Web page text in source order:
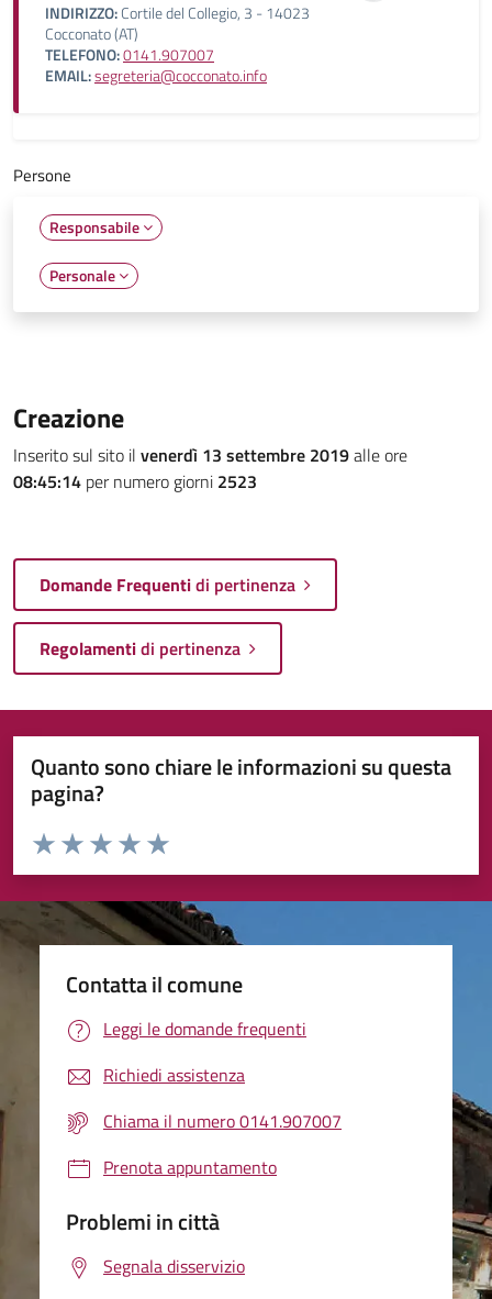
INDIRIZZO:Cortile del Collegio, 3 - 14023
Cocconato (AT)
TELEFONO:0141.907007
EMAIL:segreteria@cocconato.info
Persone
Responsabile
Personale
Creazione
Inserito sul sito il venerdì 13 settembre 2019alle ore
08:45:14 per numero giorni 2523
Domande Frequentidi pertinenza
Regolamentidi pertinenza
Quanto sono chiare le informazioni su questa
pagina?
Valuta da 1 a 5 stelle la pagina
Valuta 5 stelle su 5
Valuta 4 stelle su 5
Valuta 3 stelle su 5
Valuta 2 stelle su 5
Valuta 1 stelle su 5
Contatta il comune
Leggi le domande frequenti
Richiedi assistenza
Chiama il numero 0141.907007
Prenota appuntamento
Problemi in città
Segnala disservizio